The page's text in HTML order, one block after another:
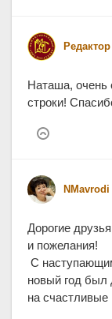
Редактор
Наташа, очень
строки!
NMavrodi
Дорогие
и пожелания!
С
новый год
на счастливые